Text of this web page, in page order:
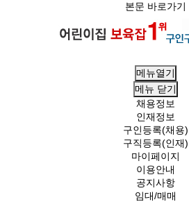
본문 바로가기
메뉴열기
메뉴 닫기
채용정보
인재정보
구인등록(채용)
구직등록(인재)
마이페이지
이용안내
공지사항
임대/매매